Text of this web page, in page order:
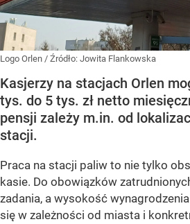
Logo Orlen / Źródło: Jowita Flankowska
Kasjerzy na stacjach Orlen
tys. do 5 tys. zł netto
pensji zależy m.in. od
stacji.
Praca na stacji paliw to nie tylko
kasie. Do obowiązków
zadania, a wysokość
się w zależności od miasta i